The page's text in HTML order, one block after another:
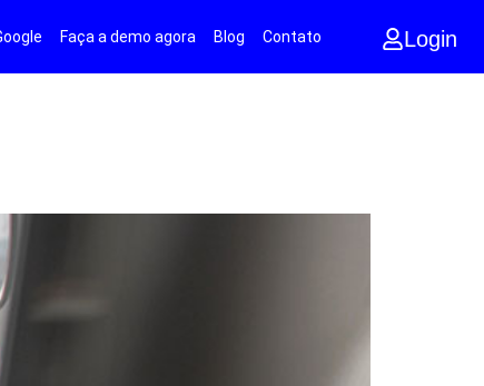
Faça a demo agora Blog Contato Login